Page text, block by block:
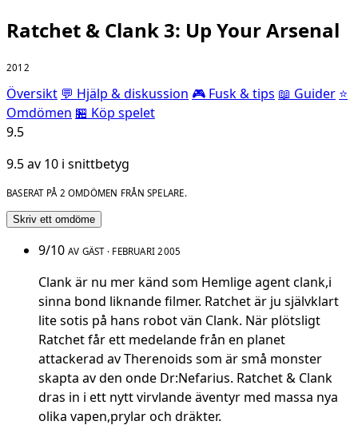
Ratchet & Clank 3: Up Your Arsenal
2012
Översikt 💬 Hjälp & diskussion 🎮 Fusk & tips 📖 Guider ⭐
Omdömen 🏪 Köp spelet
9.5
9.5 av 10 i snittbetyg
BASERAT PÅ 2 OMDÖMEN FRÅN SPELARE.
Skriv ett omdöme
9/10 AV GÄST · FEBRUARI 2005
Clank är nu mer känd som Hemlige agent clank,i
sinna bond liknande filmer. Ratchet är ju självklart
lite sotis på hans robot vän Clank. När plötsligt
Ratchet får ett medelande från en planet
attackerad av Therenoids som är små monster
skapta av den onde Dr:Nefarius. Ratchet & Clank
dras in i ett nytt virvlande äventyr med massa nya
olika vapen,prylar och dräkter.